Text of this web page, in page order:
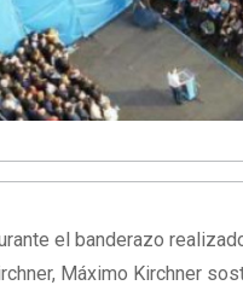
el banderazo
Máximo Kirchner